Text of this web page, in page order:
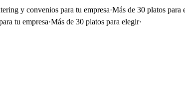
y convenios para tu empresa·Más de 30 platos para
tu empresa·Más de 30 platos para elegir·